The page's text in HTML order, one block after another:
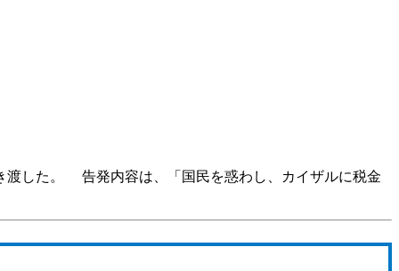
渡した。 告発内容は、「国民を惑わし、カイザルに税金